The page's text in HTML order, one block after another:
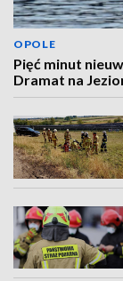
OPOLE
Pięć minut
Dramat na